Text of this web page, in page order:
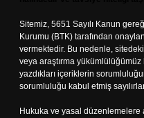
Sitemiz, 5651 Sayılı Kanun
Kurumu (BTK) tarafından
vermektedir. Bu nedenle,
veya araştırma
yazdıkları içeriklerin
sorumluluğu kabul etmiş
Hukuka ve yasal düzenlemelere